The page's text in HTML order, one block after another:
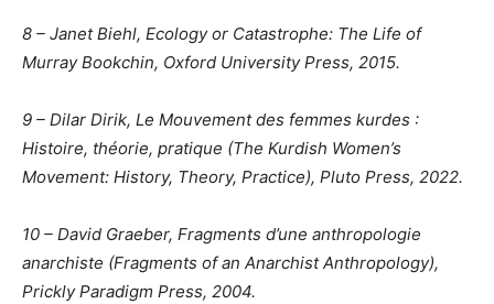
8 – Janet Biehl, Ecology or Catastrophe: The Life of
Murray Bookchin, Oxford University Press, 2015.
9 – Dilar Dirik, Le Mouvement des femmes kurdes :
Histoire, théorie, pratique (The Kurdish Women’s
Movement: History, Theory, Practice), Pluto Press, 2022.
10 – David Graeber, Fragments d’une anthropologie
anarchiste (Fragments of an Anarchist Anthropology),
Prickly Paradigm Press, 2004.